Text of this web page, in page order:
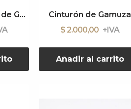
copia de Cinturón de Gamuza
Cinturón de Gamuza
$ 2.000,00
Añadir al carrito